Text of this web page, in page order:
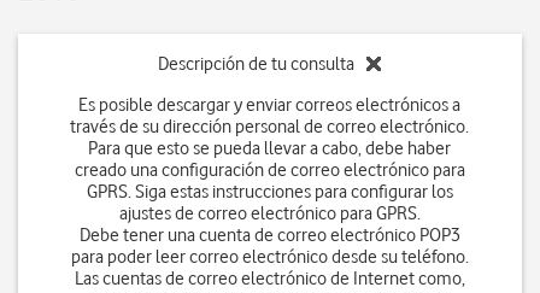
Descripción de tu consulta
Es posible descargar y enviar correos electrónicos a
través de su dirección personal de correo electrónico.
Para que esto se pueda llevar a cabo, debe haber
creado una configuración de correo electrónico para
GPRS. Siga estas instrucciones para configurar los
ajustes de correo electrónico para GPRS.
Debe tener una cuenta de correo electrónico POP3
para poder leer correo electrónico desde su teléfono.
Las cuentas de correo electrónico de Internet como,